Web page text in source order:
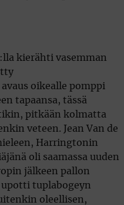
kierähti vasemman
oikealle pomppi
tapaansa, tässä
pitkään kolmatta
veteen. Jean Van de
Harringtonin
oli saamassa uuden
jälkeen pallon
tuplabogeyn
oleellisen,